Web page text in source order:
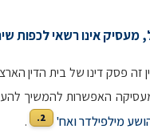
זה פסק דינו של בית הדין
האפשרות להמשיך
מילפילדר ואח' 2.
.